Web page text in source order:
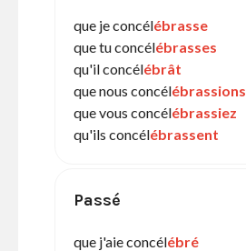
que je concélébrasse
que tu concélébrasses
qu'il concélébrât
que nous concélébrassions
que vous concélébrassiez
qu'ils concélébrassent
Passé
que j'aie concélébré